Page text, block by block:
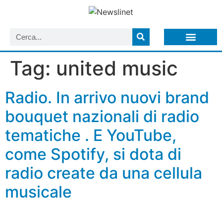
Tag: united music
Radio. In arrivo nuovi brand
bouquet nazionali di radio
tematiche . E YouTube,
come Spotify, si dota di
radio create da una cellula
musicale